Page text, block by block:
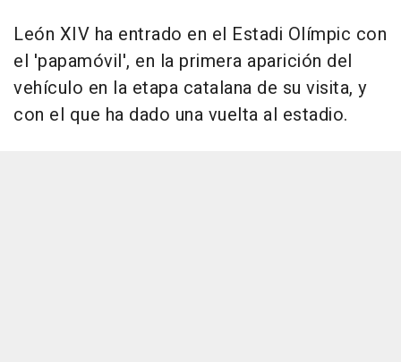
León XIV ha entrado en el Estadi Olímpic con
el 'papamóvil', en la primera aparición del
vehículo en la etapa catalana de su visita, y
con el que ha dado una vuelta al estadio.